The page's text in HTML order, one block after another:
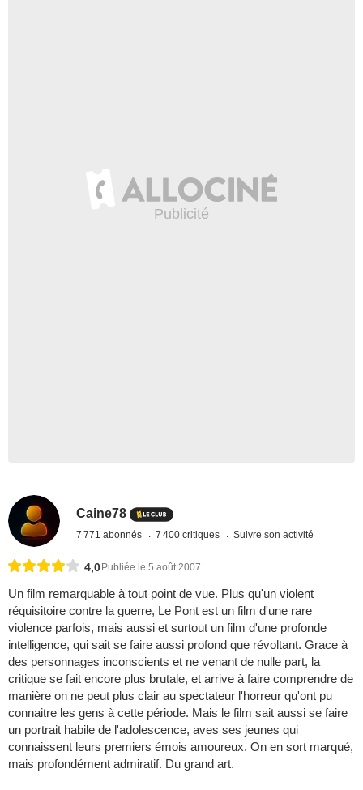
Caine78
7 771 abonnés 7 400 critiques Suivre son activité
4,0 Publiée le 5 août 2007
Un film remarquable à tout point de vue. Plus qu'un violent
réquisitoire contre la guerre, Le Pont est un film d'une rare
violence parfois, mais aussi et surtout un film d'une profonde
intelligence, qui sait se faire aussi profond que révoltant. Grace à
des personnages inconscients et ne venant de nulle part, la
critique se fait encore plus brutale, et arrive à faire comprendre de
manière on ne peut plus clair au spectateur l'horreur qu'ont pu
connaitre les gens à cette période. Mais le film sait aussi se faire
un portrait habile de l'adolescence, aves ses jeunes qui
connaissent leurs premiers émois amoureux. On en sort marqué,
mais profondément admiratif. Du grand art.